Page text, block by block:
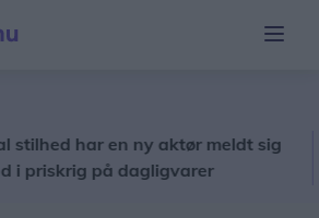
har en ny aktør meldt sig
på dagligvarer